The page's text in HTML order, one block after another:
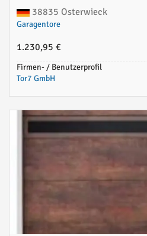
38835 Osterwieck
Garagentore
1.230,95 €
Firmen- / Benutzerprofil
Tor7 GmbH